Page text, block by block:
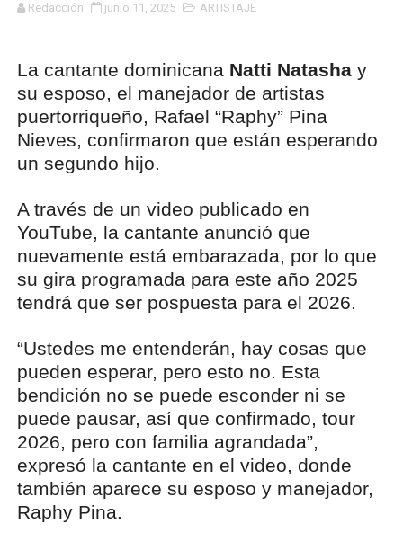
Redacción junio 11, 2025 ARTISTAJE
La cantante dominicana Natti Natashay
su esposo, el manejador de artistas
puertorriqueño, Rafael “Raphy” Pina
Nieves, confirmaron que están esperando
un segundo hijo.
A través de un video publicado en
YouTube, la cantante anunció que
nuevamente está embarazada, por lo que
su gira programada para este año 2025
tendrá que ser pospuesta para el 2026.
“Ustedes me entenderán, hay cosas que
pueden esperar, pero esto no. Esta
bendición no se puede esconder ni se
puede pausar, así que confirmado, tour
2026, pero con familia agrandada”,
expresó la cantante en el video, donde
también aparece su esposo y manejador,
Raphy Pina.